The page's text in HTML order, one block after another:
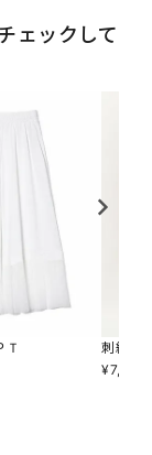
ェックして
Ｔ
刺繍の
¥7,590